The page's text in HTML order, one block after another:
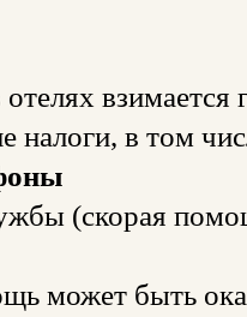
налоги, в том
(скорая
может быть